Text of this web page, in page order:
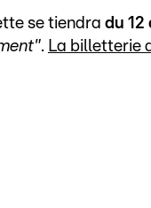
se tiendra du 12
. La billetterie